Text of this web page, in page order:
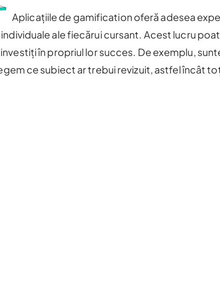
Aplicațiile de gamification oferă adesea
ale fiecărui cursant. Acest lucru
în propriul lor succes. De exemplu,
ce subiect ar trebui revizuit, astfel încât